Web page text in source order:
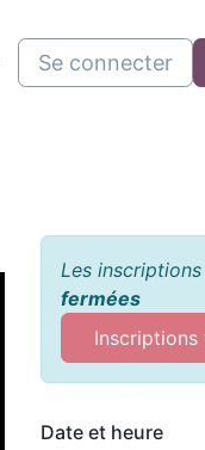
Se connecter
Les
fermées
Inscriptions
Date et heure